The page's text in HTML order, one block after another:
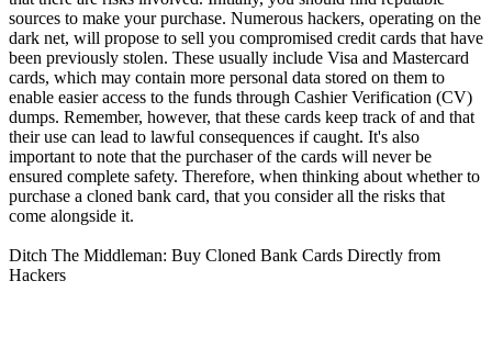
sources to make your purchase. Numerous hackers, operating on the
dark net, will propose to sell you compromised credit cards that have
been previously stolen. These usually include Visa and Mastercard
cards, which may contain more personal data stored on them to
enable easier access to the funds through Cashier Verification (CV)
dumps. Remember, however, that these cards keep track of and that
their use can lead to lawful consequences if caught. It's also
important to note that the purchaser of the cards will never be
ensured complete safety. Therefore, when thinking about whether to
purchase a cloned bank card, that you consider all the risks that
come alongside it.
Ditch The Middleman: Buy Cloned Bank Cards Directly from
Hackers